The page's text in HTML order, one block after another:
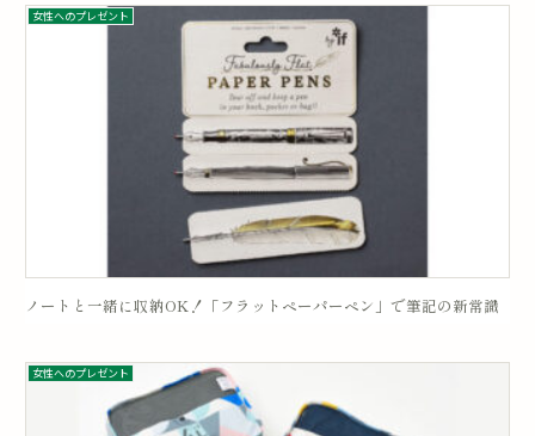
女性へのプレゼント
ノートと一緒に収納OK！「フラットペーパーペン」で筆記の新常識
女性へのプレゼント